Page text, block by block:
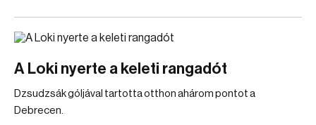
A Loki nyerte a keleti rangadót
Dzsudzsák góljával tartotta otthon ahárom pontot a
Debrecen.